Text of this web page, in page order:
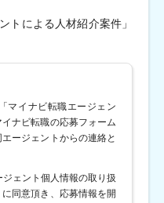
トによる人材紹介案件」
マイナビ転職エージェン
ナビ転職の応募フォーム
ージェントからの連絡と
ェント個人情報の取り扱
同意頂き、応募情報を開